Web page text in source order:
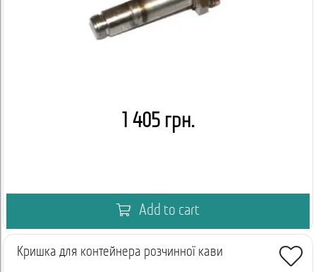
1 405 грн.
Add to cart
Кришка для контейнера розчинної кави